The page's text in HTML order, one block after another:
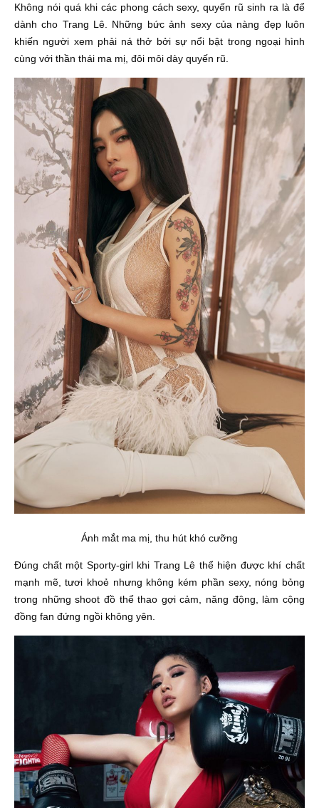
Không nói quá khi các phong cách sexy, quyến rũ sinh ra là để
dành cho Trang Lê. Những bức ảnh sexy của nàng đẹp luôn
khiến người xem phải ná thở bởi sự nổi bật trong ngoại hình
cùng với thần thái ma mị, đôi môi dày quyến rũ.
Ánh mắt ma mị, thu hút khó cưỡng
Đúng chất một Sporty-girl khi Trang Lê thể hiện được khí chất
mạnh mẽ, tươi khoẻ nhưng không kém phần sexy, nóng bỏng
trong những shoot đồ thể thao gợi cảm, năng động, làm cộng
đồng fan đứng ngồi không yên.